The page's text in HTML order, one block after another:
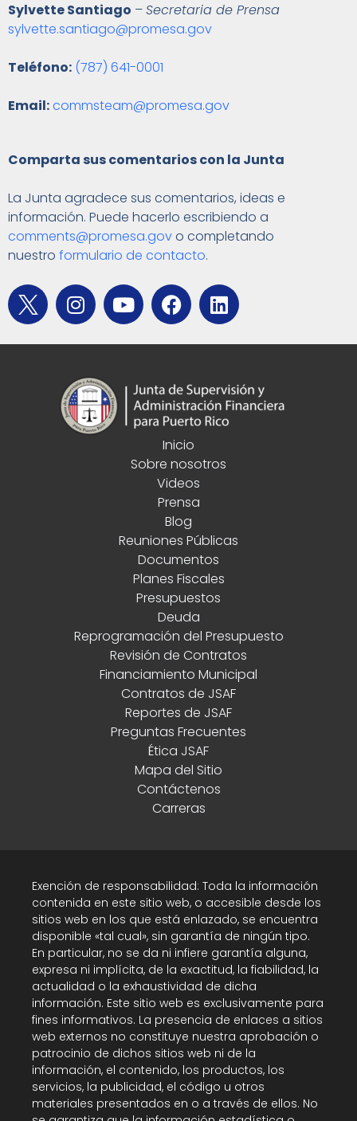
Sylvette Santiago –Secretaria de Prensa
sylvette.santiago@promesa.gov
Teléfono: (787) 641-0001
Email:commsteam@promesa.gov
Comparta sus comentarios con la Junta
La Junta agradece sus comentarios, ideas e
información. Puede hacerlo escribiendo a
comments@promesa.govo completando
nuestro formulario de contacto.
Inicio
Sobre nosotros
Videos
Prensa
Blog
Reuniones Públicas
Documentos
Planes Fiscales
Presupuestos
Deuda
Reprogramación del Presupuesto
Revisión de Contratos
Financiamiento Municipal
Contratos de JSAF
Reportes de JSAF
Preguntas Frecuentes
Ética JSAF
Mapa del Sitio
Contáctenos
Carreras
Exención de responsabilidad: Toda la información
contenida en este sitio web, o accesible desde los
sitios web en los que está enlazado, se encuentra
disponible «tal cual», sin garantía de ningún tipo.
En particular, no se da ni infiere garantía alguna,
expresa ni implícita, de la exactitud, la fiabilidad, la
actualidad o la exhaustividad de dicha
información. Este sitio web es exclusivamente para
fines informativos. La presencia de enlaces a sitios
web externos no constituye nuestra aprobación o
patrocinio de dichos sitios web ni de la
información, el contenido, los productos, los
servicios, la publicidad, el código u otros
materiales presentados en o a través de ellos. No